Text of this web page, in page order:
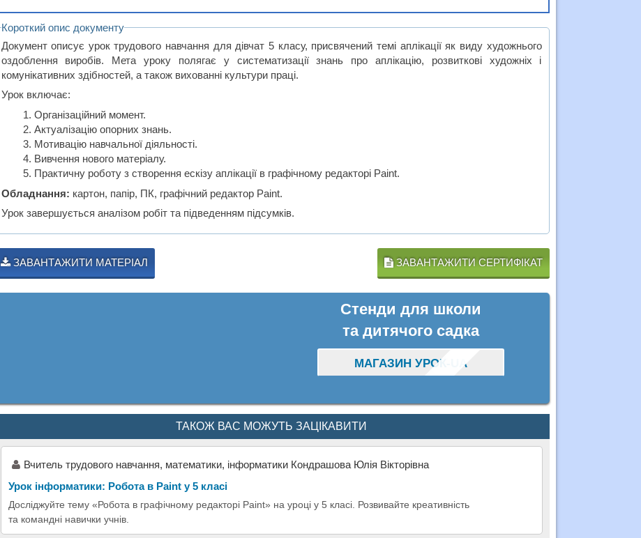
Короткий опис документу
Документ описує урок трудового навчання для дівчат 5 класу, присвячений темі аплікації як виду художнього
оздоблення виробів. Мета уроку полягає у систематизації знань про аплікацію, розвиткові художніх і
комунікативних здібностей, а також вихованні культури праці.
Урок включає:
Організаційний момент.
Актуалізацію опорних знань.
Мотивацію навчальної діяльності.
Вивчення нового матеріалу.
Практичну роботу з створення ескізу аплікації в графічному редакторі Paint.
Обладнання: картон, папір, ПК, графічний редактор Paint.
Урок завершується аналізом робіт та підведенням підсумків.
ЗАВАНТАЖИТИ МАТЕРІАЛ ЗАВАНТАЖИТИ СЕРТИФІКАТ
Стенди для школи
та дитячого садка
МАГАЗИН УРОК-UA
ТАКОЖ ВАС МОЖУТЬ ЗАЦІКАВИТИ
Вчитель трудового навчання, математики, інформатики Кондрашова Юлія Вікторівна
Урок інформатики: Робота в Paint у 5 класі
Досліджуйте тему «Робота в графічному редакторі Paint» на уроці у 5 класі. Розвивайте креативність
та командні навички учнів.